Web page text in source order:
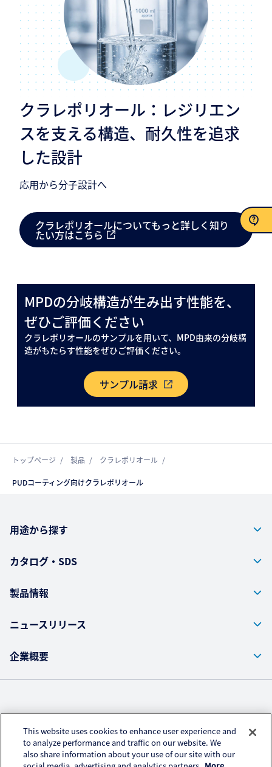
お問い合わせ
クラレポリオール：レジリエン
スを支える構造、耐久性を追求
した設計
応用から分子設計へ
クラレポリオールについてもっと詳しく知り
たい方はこちら
MPDの分岐構造が生み出す性能を、
ぜひご評価ください
クラレポリオールのサンプルを用いて、MPD由来の分岐構
造がもたらす性能をぜひご評価ください。
サンプル請求
トップページ 製品 クラレポリオール
PUDコーティング向けクラレポリオール
用途から探す
カタログ・SDS
製品情報
ニュースリリース
企業概要
株式会社クラレ ウェブサイト
プライバシーポリシー
アクセスデータの取扱い
This website uses cookies to enhance user experience and
to analyze performance and traffic on our website. We
also share information about your use of our site with our